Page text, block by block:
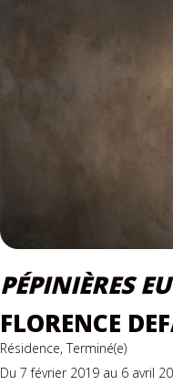
PÉPINIÈRES
FLORENCE
Résidence, Terminé(e)
Du 7 février 2019 au 6 avril